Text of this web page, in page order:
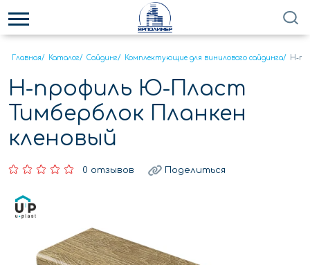
Главная/ Каталог/ Сайдинг/ Комплектующие для винилового сайдинга/ Н-
Н-профиль Ю-Пласт
Тимберблок Планкен
кленовый
0 отзывов Поделиться